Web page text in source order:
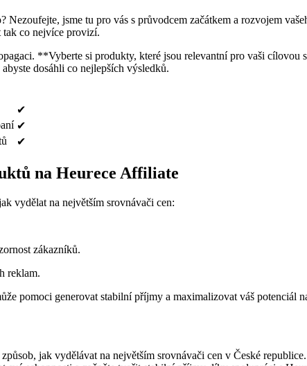
jsme tu pro vás s průvodcem začátkem a rozvojem
tak co nejvíce provizí.
**Vyberte si produkty, které jsou relevantní pro vaši
dosáhli co nejlepších výsledků.
✔
✔
✔
na Heurece Affiliate
vydělat na největším srovnávači cen:
zákazníků.
reklam.
pomoci generovat stabilní příjmy a maximalizovat váš potenciál
jak vydělávat na největším srovnávači cen v České